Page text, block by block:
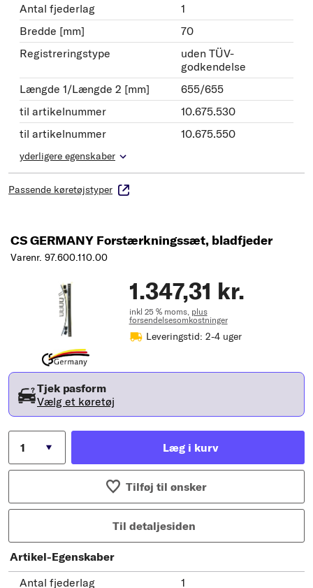
Antal fjederlag
1
Bredde [mm]
70
Registreringstype
uden TÜV-
godkendelse
Længde 1/Længde 2 [mm]
655/655
til artikelnummer
10.675.530
til artikelnummer
10.675.550
yderligere egenskaber
Passende køretøjstyper
CS GERMANY Forstærkningssæt, bladfjeder
Varenr. 97.600.110.00
1.347,31 kr.
inkl 25 % moms, plus
forsendelsesomkostninger
Leveringstid: 2-4 uger
Tjek pasform
Vælg et køretøj
Læg i kurv
Tilføj til ønsker
Til detaljesiden
Artikel-Egenskaber
Antal fjederlag
1